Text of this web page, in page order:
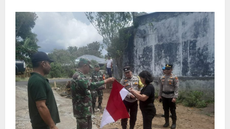
Tiga
Terima
Bantuan
Beras
20
Kg